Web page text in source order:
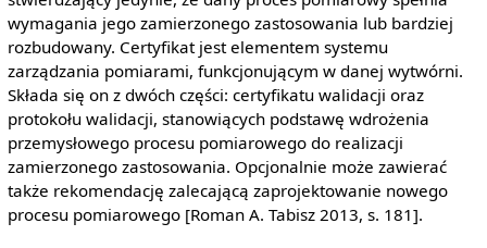
wymagania jego zamierzonego zastosowania lub bardziej
rozbudowany. Certyfikat jest elementem systemu
zarządzania pomiarami, funkcjonującym w danej wytwórni.
Składa się on z dwóch części: certyfikatu walidacji oraz
protokołu walidacji, stanowiących podstawę wdrożenia
przemysłowego procesu pomiarowego do realizacji
zamierzonego zastosowania. Opcjonalnie może zawierać
także rekomendację zalecającą zaprojektowanie nowego
procesu pomiarowego [Roman A. Tabisz 2013, s. 181].